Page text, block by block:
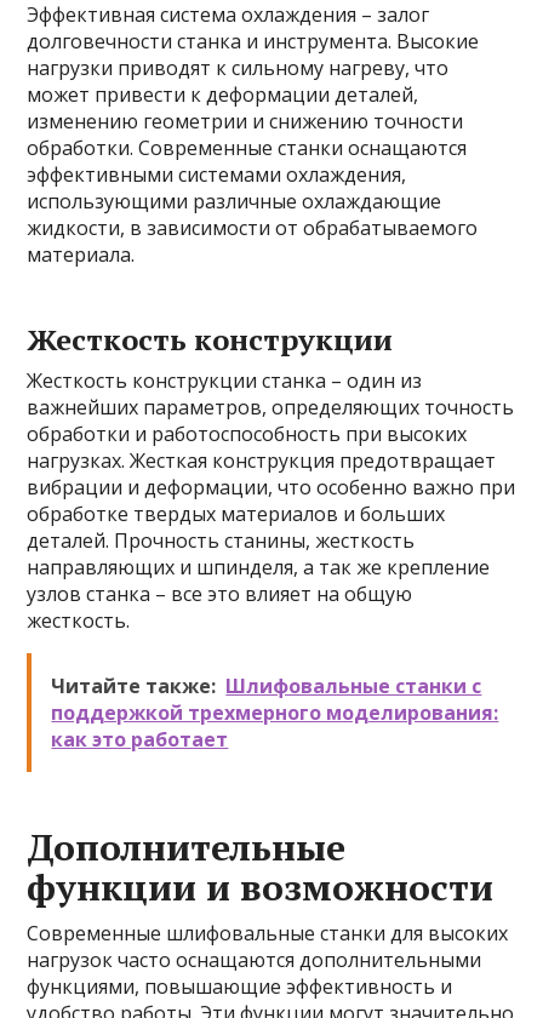
Эффективная система охлаждения – залог
долговечности станка и инструмента. Высокие
нагрузки приводят к сильному нагреву, что
может привести к деформации деталей,
изменению геометрии и снижению точности
обработки. Современные станки оснащаются
эффективными системами охлаждения,
использующими различные охлаждающие
жидкости, в зависимости от обрабатываемого
материала.
Жесткость конструкции
Жесткость конструкции станка – один из
важнейших параметров, определяющих точность
обработки и работоспособность при высоких
нагрузках. Жесткая конструкция предотвращает
вибрации и деформации, что особенно важно при
обработке твердых материалов и больших
деталей. Прочность станины, жесткость
направляющих и шпинделя, а так же крепление
узлов станка – все это влияет на общую
жесткость.
Читайте также: Шлифовальные станки с
поддержкой трехмерного моделирования:
как это работает
Дополнительные
функции и возможности
Современные шлифовальные станки для высоких
нагрузок часто оснащаются дополнительными
функциями, повышающие эффективность и